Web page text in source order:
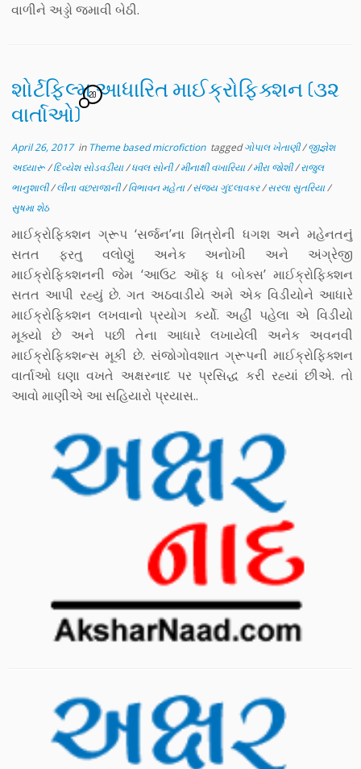
વાળીને અડ્ડો જમાવી બેઠી.
શોર્ટફિલ્મ આધારિત માઈક્રોફિક્શન (૩૨
વાર્તાઓ)
20
April 26, 2017in Theme based microfiction taggedગોપાલ ખેતાણી/જીજ્ઞેશ
અધ્યારૂ/દિવ્યેશ સોડવડીયા/ધવલ સોની/મીનાક્ષી વખારિયા/મીરા જોશી/રાજુલ
ભાનુશાલી/લીના વછરાજાની/વિભાવન મહેતા/સંજય ગુંદલાવકર/સરલા સુતરિયા/
સુષમા શેઠ
માઈક્રોફિક્શન ગ્રૂપ ‘સર્જન’ના મિત્રોની ધગશ અને મહેનતનું
સતત ફરતુ વલોણું અનેક અનોખી અને અંગ્રેજી
માઈક્રોફિક્શનની જેમ ‘આઉટ ઑફ ધ બોક્સ’ માઈક્રોફિક્શન
સતત આપી રહ્યું છે. ગત અઠવાડીયે અમે એક વિડીયોને આધારે
માઈક્રોફિક્શન લખવાનો પ્રયોગ કર્યો. અહીં પહેલા એ વિડીયો
મૂક્યો છે અને પછી તેના આધારે લખાયેલી અનેક અવનવી
માઈક્રોફિક્શન્સ મૂકી છે. સંજોગોવશાત ગ્રૂપની માઈક્રોફિક્શન
વાર્તાઓ ઘણા વખતે અક્ષરનાદ પર પ્રસિદ્ધ કરી રહ્યાં છીએ. તો
આવો માણીએ આ સહિયારો પ્રયાસ..